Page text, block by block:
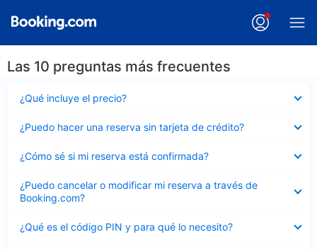
Las 10 preguntas más frecuentes
¿Qué incluye el precio?
cerrado
¿Puedo hacer una reserva sin tarjeta de crédito?
cerrado
¿Cómo sé si mi reserva está confirmada?
cerrado
¿Puedo cancelar o modificar mi reserva a través de
Booking.com?
cerrado
¿Qué es el código PIN y para qué lo necesito?
cerrado